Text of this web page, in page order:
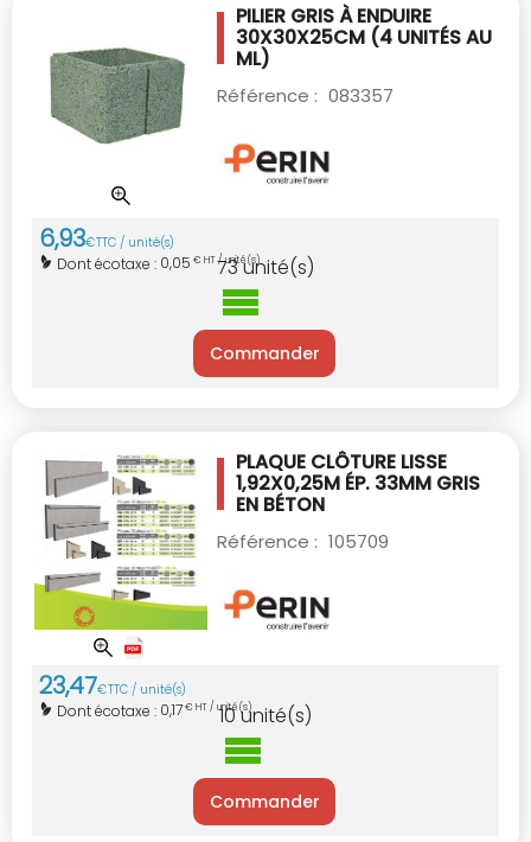
PILIER GRIS À ENDUIRE
30X30X25CM (4 UNITÉS AU
ML)
Référence : 083357
6,93€TTC / unité(s)
Dont écotaxe : 0,05 € HT / unité(s)
73unité(s)
Commander
PLAQUE CLÔTURE LISSE
1,92X0,25M ÉP. 33MM GRIS
EN BÉTON
Référence : 105709
23,47€TTC / unité(s)
Dont écotaxe : 0,17€ HT / unité(s)
10unité(s)
Commander